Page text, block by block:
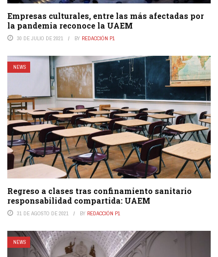
Empresas culturales, entre las más afectadas por
la pandemia reconoce la UAEM
30 DE JULIO DE 2021 BY REDACCIÓN P1
NEWS
Regreso a clases tras confinamiento sanitario
responsabilidad compartida: UAEM
31 DE AGOSTO DE 2021 BY REDACCIÓN P1
NEWS